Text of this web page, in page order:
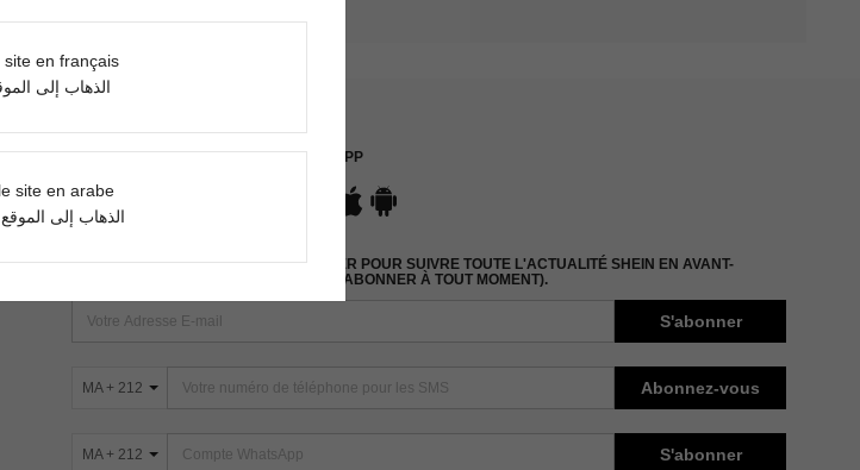
TROUVEZ-NOUS SUR APP
ABONNEZ-VOUS À NOTRE NEWSLETTER POUR SUIVRE TOUTE L'ACTUALITÉ SHEIN EN AVANT-
PREMIÈRE ! (VOUS POUVEZ VOUS DÉSABONNER À TOUT MOMENT).
S'abonner
MA + 212 Abonnez-vous
MA + 212 S'abonner
site en français
الذهاب إلى
site en arabe
الذهاب إلى الموقع